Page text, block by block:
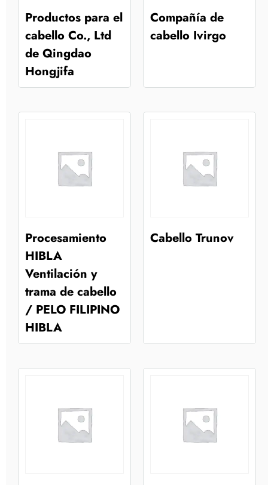
Productos para el
cabello Co., Ltd
de Qingdao
Hongjifa
Compañía de
cabello Ivirgo
Procesamiento
HIBLA
Ventilación y
trama de cabello
/ PELO FILIPINO
HIBLA
Cabello Trunov